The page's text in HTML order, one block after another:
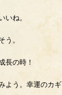
いね。
う。
長の時！
よう。幸運のカギ